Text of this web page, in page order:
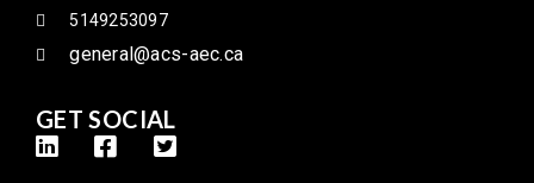
5149253097
general@acs-aec.ca
GET SOCIAL